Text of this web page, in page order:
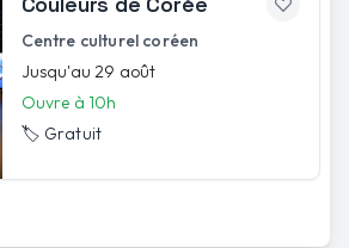
Centre culturel coréen
Jusqu'au 29 août
Ouvre à 10h
🏷️ Gratuit